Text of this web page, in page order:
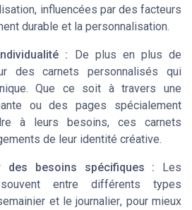
influencées par des facteurs
durable et la personnalisation.
: De plus en plus de
descarnets personnalisés qui
Que ce soit à travers une
ou des pages spécialement
à leurs besoins, ces carnets
de leur identité créative.
des besoins spécifiques : Les
entre différents types
et lejournalier, pour mieux